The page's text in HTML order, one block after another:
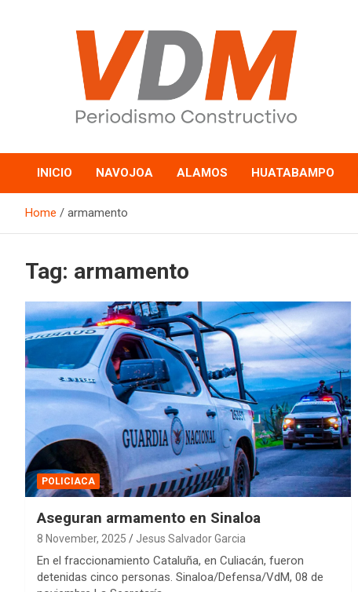
valledelmayo.com
INICIO NAVOJOA ALAMOS HUATABAMPO
Home armamento
Tag: armamento
POLICIACA
Aseguran armamento en Sinaloa
8 November, 2025 Jesus Salvador Garcia
En el fraccionamiento Cataluña, en Culiacán, fueron
detenidas cinco personas. Sinaloa/Defensa/VdM, 08 de